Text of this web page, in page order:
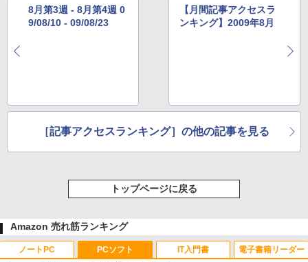
8月第3週 - 8月第4週 0
9/08/10 - 09/08/23
【月間記事アクセスラ
ンキング】2009年8月
［記事アクセスランキング］の他の記事を見る
トップページに戻る
Amazon 売れ筋ランキング
ノートPC PCソフト IT入門書 電子書籍リーダー